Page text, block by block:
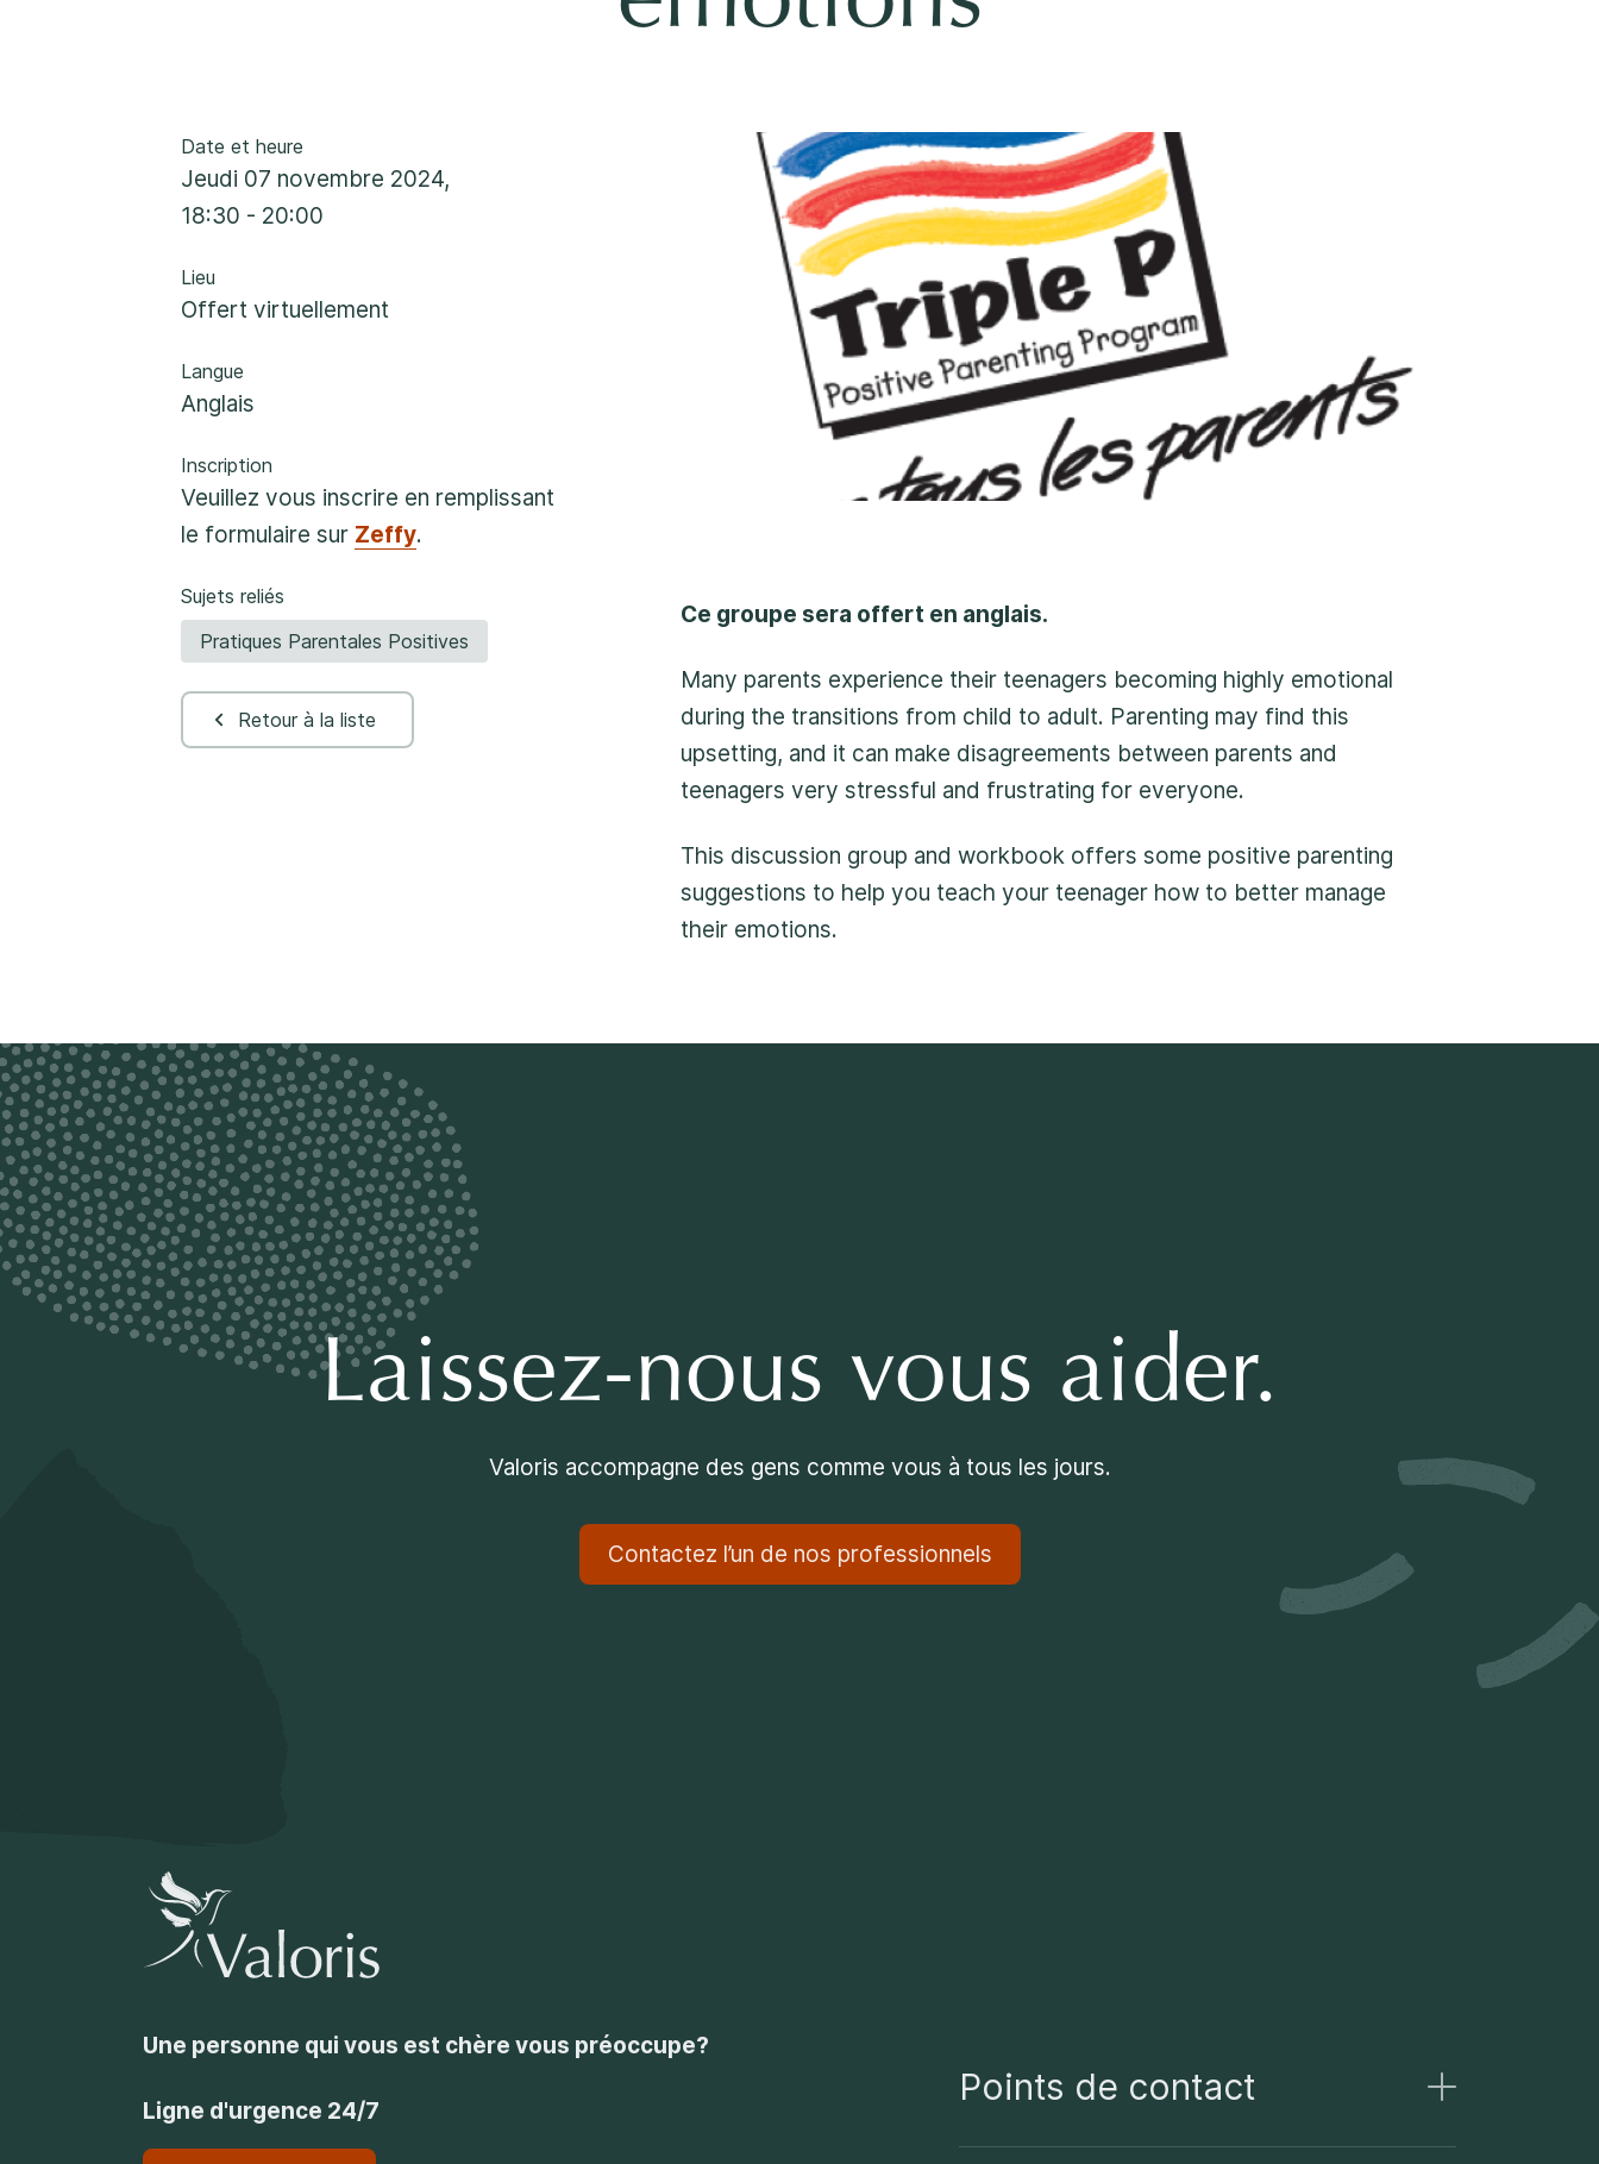
Embrun
8, rue Valoris, Embrun
411, rue Stanley, Hawkesbury
3 Un soutien rassurant
1-800-675-6168
Remplissez un formulaire de demande de services ↗
Important :Si vos préoccupations sont à l’égard de la
d’entamer les mesures de sécurité nécessaires
immédiatement.
Date et heure
jeudi 07 novembre 2024,
18:30 - 20:00
Lieu
Offert virtuellement
Langue
Anglais
Inscription
Veuillez vous inscrire en remplissant
le formulaire sur Zeffy.
Sujets reliés
Pratiques Parentales Positives
Retour à la liste
Ce groupe sera offert en anglais.
Many parents experience their teenagers becoming highly emotional
during the transitions from child to adult. Parenting may find this
upsetting, and it can make disagreements between parents and
teenagers very stressful and frustrating for everyone.
This discussion group and workbook offers some positive parenting
suggestions to help you teach your teenager how to better manage
their emotions.
Laissez-nous vous aider.
Valoris accompagne des gens comme vous à tous les jours.
Contactez l’un de nos professionnels
Une personne qui vous est chère vous préoccupe?
Ligne d'urgence 24/7
Points de contact